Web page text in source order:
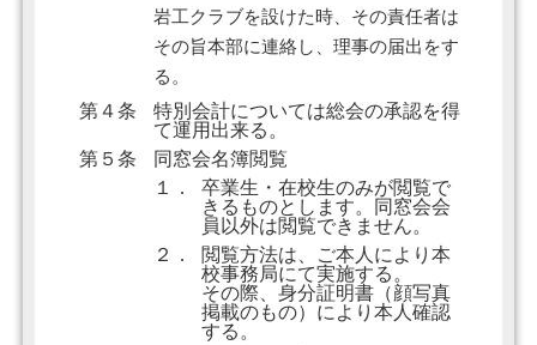
岩工クラブを設けた時、その責任者は
その旨本部に連絡し、理事の届出をす
る。
第４条
特別会計については総会の承認を得
て運用出来る。
第５条
同窓会名簿閲覧
１．
卒業生・在校生のみが閲覧で
きるものとします。同窓会会
員以外は閲覧できません。
２．
閲覧方法は、ご本人により本
校事務局にて実施する。
その際、身分証明書（顔写真
掲載のもの）により本人確認
する。